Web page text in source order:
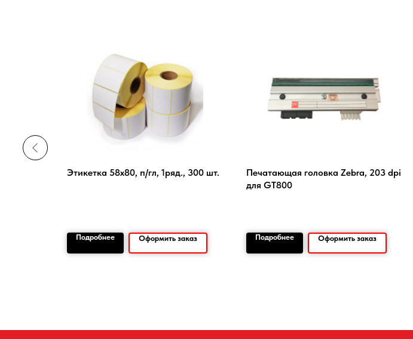
Этикетка 58х80, п/гл, 1ряд., 300 шт.
Подробнее Оформить заказ
Печатающая головка Zebra, 203 dpi
для GT800
Подробнее Оформить заказ